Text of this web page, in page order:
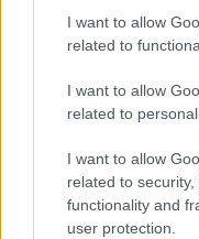
I want to allow
related to
I want to allow
related to
I want to allow
related to
functionality and
user protection.